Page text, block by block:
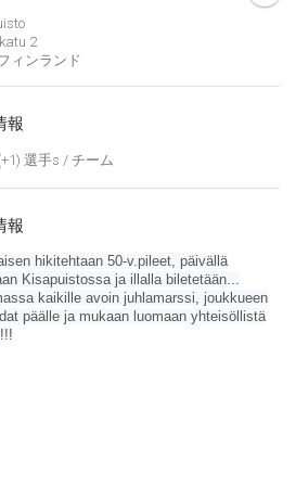
2
ィンランド
報
選手s / チーム
報
hikitehtaan 50-v.pileet, päivällä
Kisapuistossa ja illalla biletetään...
kaikille avoin juhlamarssi, joukkueen
päälle ja mukaan luomaan yhteisöllistä
Mölkky Open Indoor
年2月2日
Mölkky
年2月9日
de la St Valentin
年2月9日|フランス